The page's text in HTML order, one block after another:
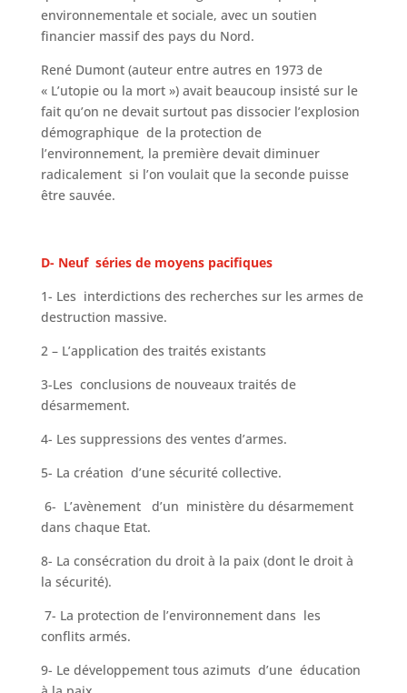
environnementale et sociale, avec un soutien
financier massif des pays du Nord.
René Dumont (auteur entre autres en 1973 de
« L’utopie ou la mort ») avait beaucoup insisté sur le
fait qu’on ne devait surtout pas dissocier l’explosion
démographique de la protection de
l’environnement, la première devait diminuer
radicalement si l’on voulait que la seconde puisse
être sauvée.
D- Neuf séries de moyens pacifiques
1- Les interdictions des recherches sur les armes de
destruction massive.
2 – L’application des traités existants
3-Les conclusions de nouveaux traités de
désarmement.
4- Les suppressions des ventes d’armes.
5- La création d’une sécurité collective.
6- L’avènement d’un ministère du désarmement
dans chaque Etat.
8- La consécration du droit à la paix (dont le droit à
la sécurité).
7- La protection de l’environnement dans les
conflits armés.
9- Le développement tous azimuts d’une éducation